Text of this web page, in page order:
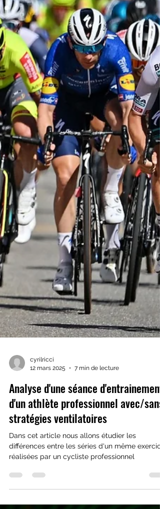
cyrilricci
Analyse d'une séance d'entrainement
d'un athlète professionnel avec/sans